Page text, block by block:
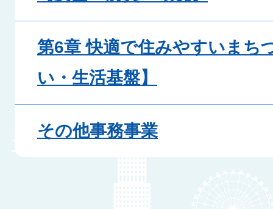
第6章 快適で住みやすいまち
い・生活基盤】
その他事務事業